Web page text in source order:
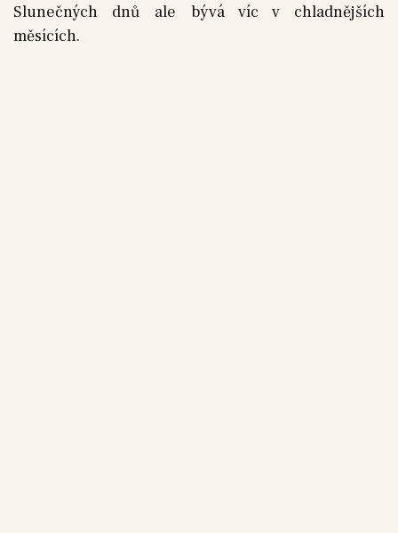
Slunečných dnů ale bývá víc v chladnějších
měsících.